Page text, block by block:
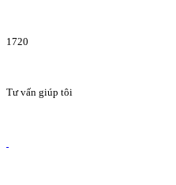
1720
Tư vấn giúp tôi